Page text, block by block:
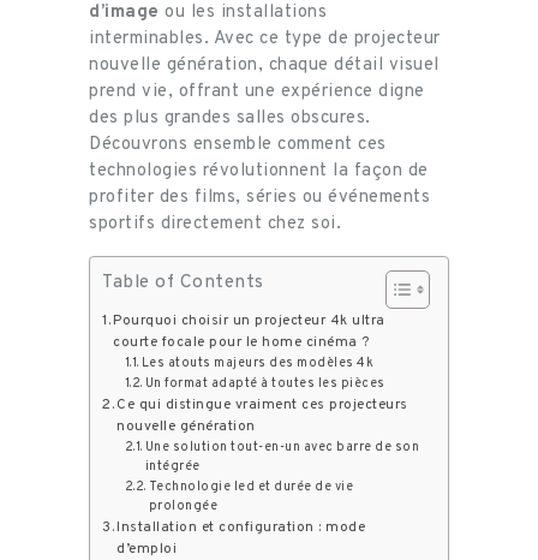
d’image ou les installations
interminables. Avec ce type de projecteur
nouvelle génération, chaque détail visuel
prend vie, offrant une expérience digne
des plus grandes salles obscures.
Découvrons ensemble comment ces
technologies révolutionnent la façon de
profiter des films, séries ou événements
sportifs directement chez soi.
Table of Contents
Pourquoi choisir un projecteur 4k ultra
courte focale pour le home cinéma ?
Les atouts majeurs des modèles 4k
Un format adapté à toutes les pièces
Ce qui distingue vraiment ces projecteurs
nouvelle génération
Une solution tout-en-un avec barre de son
intégrée
Technologie led et durée de vie
prolongée
Installation et configuration : mode
d’emploi